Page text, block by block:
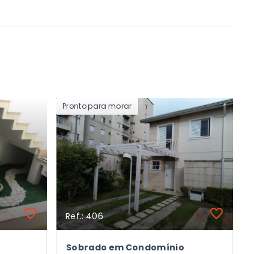
Pronto para morar
Ref.: 406
Sobrado em Condomínio